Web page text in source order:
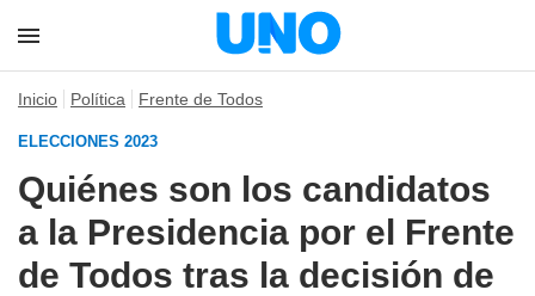
Inicio Política Frente de Todos
ELECCIONES 2023
Quiénes son los candidatos
a la Presidencia por el Frente
de Todos tras la decisión de